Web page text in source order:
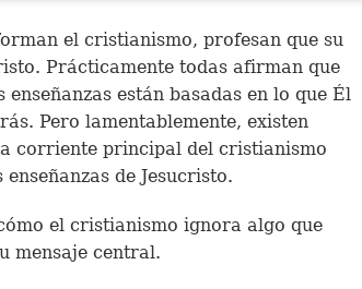
el cristianismo, profesan que su
Prácticamente todas afirman que
enseñanzas están basadas en lo que Él
Pero lamentablemente, existen
corriente principal del cristianismo
de Jesucristo.
el cristianismo ignora algo que
mensaje central.